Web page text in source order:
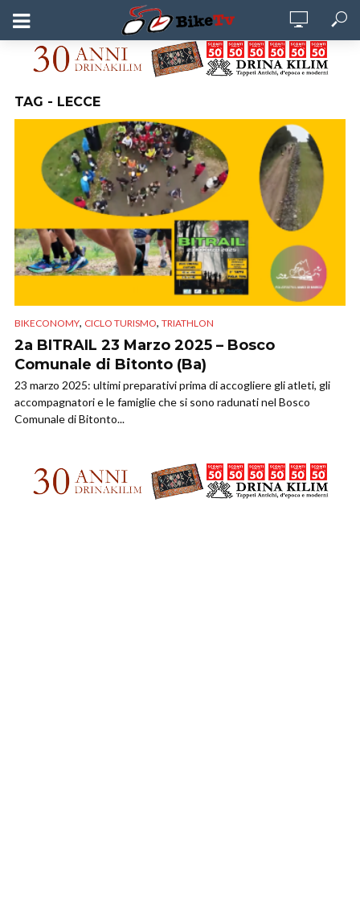
TAG - LECCE
BIKECONOMY, CICLO TURISMO, TRIATHLON
2a BITRAIL 23 Marzo 2025 – Bosco
Comunale di Bitonto (Ba)
23 marzo 2025: ultimi preparativi prima di accogliere gli atleti, gli
accompagnatori e le famiglie che si sono radunati nel Bosco
Comunale di Bitonto...